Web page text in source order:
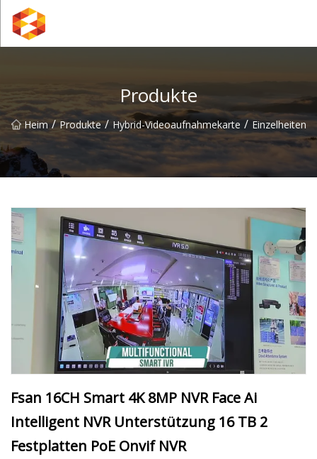
Produkte
Heim / Produkte / Hybrid-Videoaufnahmekarte / Einzelheiten
Fsan 16CH Smart 4K 8MP NVR Face Ai
Intelligent NVR Unterstützung 16 TB 2
Festplatten PoE Onvif NVR